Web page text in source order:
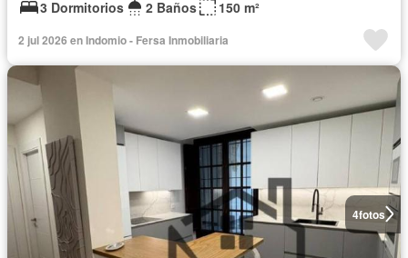
3 Dormitorios
2 Baños 150 m²
2 jul 2026 en Indomio - Fersa Inmobiliaria
4fotos